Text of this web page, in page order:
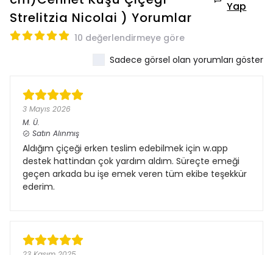
Strelitzia Nicolai ) Yorumlar
Yap
10 değerlendirmeye göre
Sadece görsel olan yorumları göster
3 Mayıs 2026
M. Ü.
Satın Alınmış
Aldığım çiçeği erken teslim edebilmek için w.app
destek hattindan çok yardım aldım. Süreçte emeği
geçen arkada bu işe emek veren tüm ekibe teşekkür
ederim.